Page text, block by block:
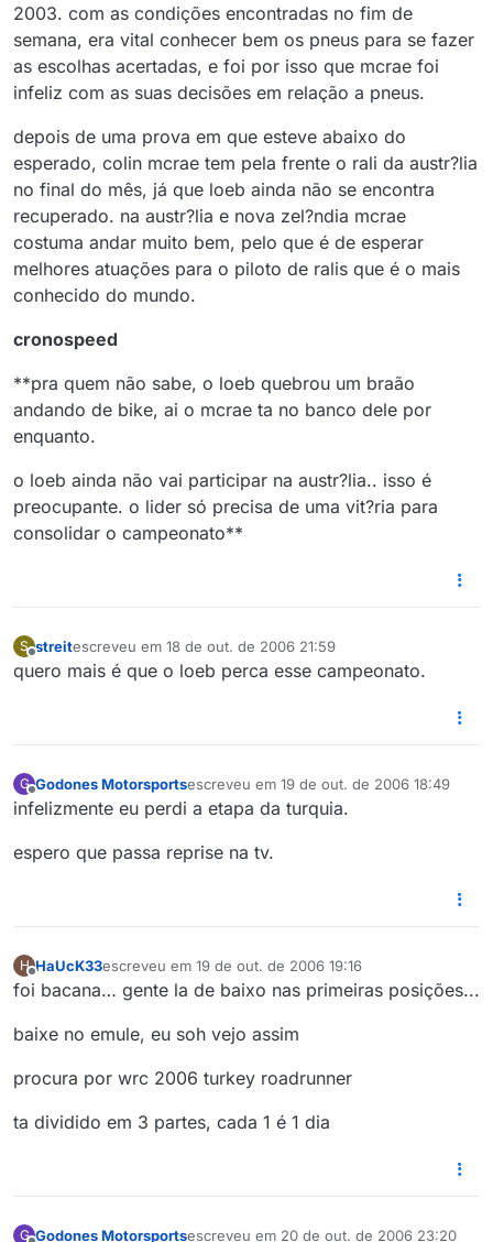
2003. com as condições encontradas no fim de
semana, era vital conhecer bem os pneus para se fazer
as escolhas acertadas, e foi por isso que mcrae foi
infeliz com as suas decisões em relação a pneus.
depois de uma prova em que esteve abaixo do
esperado, colin mcrae tem pela frente o rali da austr?lia
no final do mês, já que loeb ainda não se encontra
recuperado. na austr?lia e nova zel?ndia mcrae
costuma andar muito bem, pelo que é de esperar
melhores atuações para o piloto de ralis que é o mais
conhecido do mundo.
cronospeed
**pra quem não sabe, o loeb quebrou um braão
andando de bike, ai o mcrae ta no banco dele por
enquanto.
o loeb ainda não vai participar na austr?lia.. isso é
preocupante. o lider só precisa de uma vit?ria para
consolidar o campeonato**
S streitescreveu em 18 de out. de 2006 21:59
última edição por
quero mais é que o loeb perca esse campeonato.
G
Offline
Godones Motorsportsescreveu em 19 de out. de 2006 18:49
última edição por
infelizmente eu perdi a etapa da turquia.
espero que passa reprise na tv.
H
Offline
HaUcK33escreveu em 19 de out. de 2006 19:16
última edição por
foi bacana… gente la de baixo nas primeiras posições...
baixe no emule, eu soh vejo assim
procura por wrc 2006 turkey roadrunner
ta dividido em 3 partes, cada 1 é 1 dia
G Godones Motorsportsescreveu em 20 de out. de 2006 23:20